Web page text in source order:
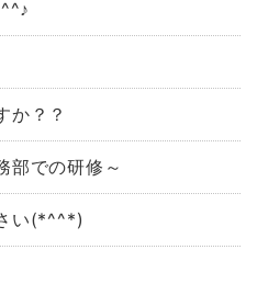
か？？
部での研修～
い(*^^*)